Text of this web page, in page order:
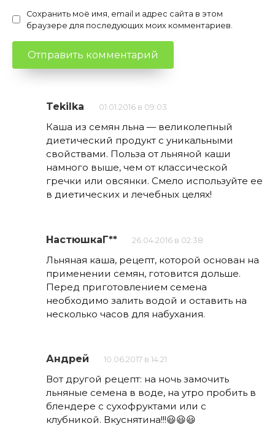
Сохранить моё имя, email и адрес сайта в этом
браузере для последующих моих комментариев.
Tekilka 01.01.2016 в 09:03
Каша из семян льна — великолепный
диетический продукт с уникальными
свойствами. Польза от льняной каши
намного выше, чем от классической
гречки или овсянки. Смело используйте ее
в диетических и лечебных целях!
НастюшкаГ** 26.04.2016 в 02:38
Льняная каша, рецепт, которой основан на
применении семян, готовится дольше.
Перед приготовлением семена
необходимо залить водой и оставить на
несколько часов для набухания.
Андрей 10.06.2017 в 14:21
Вот другой рецепт: на ночь замочить
льняные семена в воде, на утро пробить в
блендере с сухофруктами или с
клубникой. Вкуснятина!!!😃😃😃